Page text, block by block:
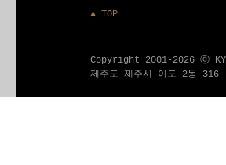
▲ TOP
Copyright 2001-2026 ⓒ
제주도 제주시 이도 2동